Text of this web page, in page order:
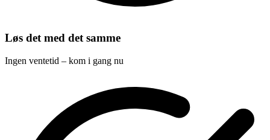
Løs det med det samme
Ingen ventetid – kom i gang nu